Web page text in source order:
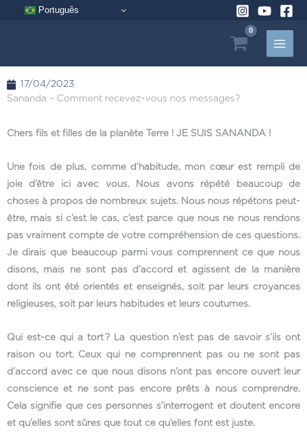
Português
17/04/2023
Sananda – Comment recevez-vous nos messages?
Chers fils et filles de la planète Terre ! JE SUIS SANANDA !
Une fois de plus, comme d’habitude, mon cœur est rempli de
joie d’être ici avec vous. Nous avons répété beaucoup de
choses à propos de nombreux sujets. Nous nous répétons peut-
être, mais si c’est le cas, c’est parce que nous ne nous rendons
pas vraiment compte de votre compréhension de ces questions.
Je dirais que beaucoup parmi vous comprennent ce que nous
disons, mais ne sont pas d’accord et agissent de la manière
dont ils ont été orientés et enseignés, soit par leurs croyances
religieuses, soit par leurs habitudes et leurs coutumes.
Qui est-ce qui a tort ? La question n’est pas de savoir s’ils ont
raison ou tort. Ceux qui ne comprennent pas ou ne sont pas
d’accord avec ce que nous disons n’ont pas encore ouvert leur
conscience et ne sont pas encore prêts à nous comprendre.
Cela signifie que ces personnes s’interrogent et doutent encore
et qu’elles sont sûres que tout ce qu’elles font est juste.